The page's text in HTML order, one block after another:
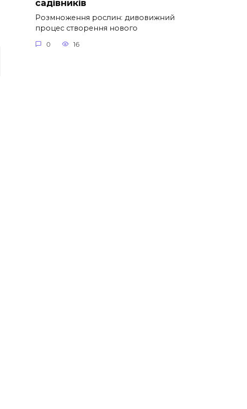
садівників
Розмноження рослин: дивовижний
процес створення нового
0 16